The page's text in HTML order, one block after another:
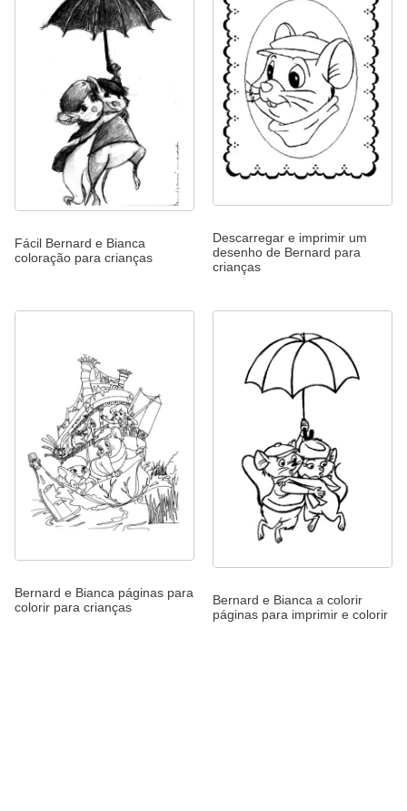
Fácil Bernard e Bianca
coloração para crianças
Descarregar e imprimir um
desenho de Bernard para
crianças
Bernard e Bianca páginas para
colorir para crianças
Bernard e Bianca a colorir
páginas para imprimir e colorir